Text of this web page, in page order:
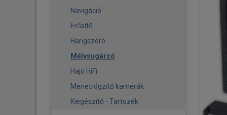
Navigáció
Erősítő
Hangszóró
Mélysugárzó
Hajó HiFi
Menetrögzítő kamerák
Kiegészítő - Tartozék